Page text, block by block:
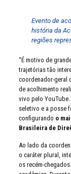
Evento de
história da
regiões
“É motivo de
trajetórias tão
coordenador-geral
de acolhimento
vivo pelo
seletivo e a posse
configurando o
Brasileira de
Ao lado da
o caráter plural,
os recém-